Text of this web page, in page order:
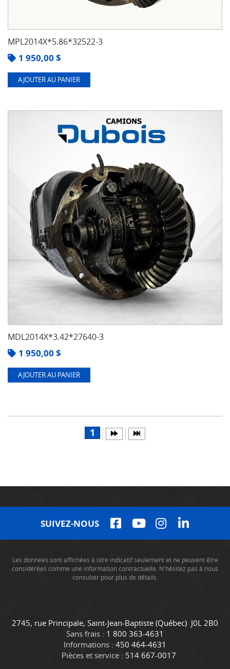
MPL2014X*5.86*32522-3
1 950,00 $
AJOUTER AU PANIER
MDL2014X*3.42*27640-3
1 950,00 $
AJOUTER AU PANIER
1
SUIVEZ-NOUS
Les données sont affichées à titre indicatif seulement et ne peuvent être
considérées comme une information contractuelle. N'hésitez pas à nous
consulter pour plus de détails.
C
o
n
t
C
a
m
i
2745, rue Principale, Saint-Jean-Baptiste (Québec) J0L 2B0
Sans frais : 1 800 363-4631
Informations : 450 464-4631
Pièces et service : 514 667-0017